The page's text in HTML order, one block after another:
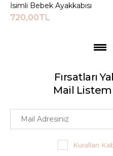
İsimli Bebek Ayakkabısı
720,00TL
Fırsatları
Mail
Kuralları